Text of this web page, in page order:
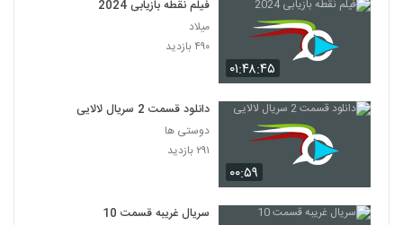
۰۱:۴۸:۴۵
فیلم نقطه بازیابی 2024
میلاد
۴۹۰ بازدید
۰۰:۵۹
دانلود قسمت 2 سریال لالایی
دوستی ها
۲۹۱ بازدید
سریال غریبه قسمت 10